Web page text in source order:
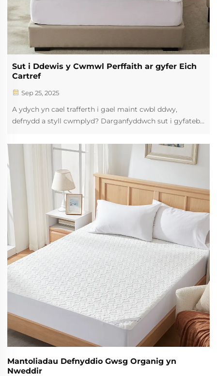
Sut i Ddewis y Cwmwl Perffaith ar gyfer Eich
Cartref
Sep 25, 2025
A ydych yn cael trafferth i gael maint cwbl ddwy,
defnydd a styll cwmplyd? Darganfyddwch sut i gyfateb
awgrymiadau arbenigol heddiw.
Mantoliadau Defnyddio Gwsg Organig yn
Nweddir